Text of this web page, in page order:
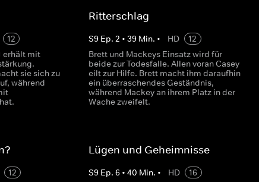
12
erhält mit
sie sich zu
während
Ritterschlag
S9 Ep.2 •39 Min. • HD
12
Brett und Mackeys Einsatz wird für
beide zur Todesfalle. Allen voran Casey
eilt zur Hilfe. Brett macht ihm daraufhin
ein überraschendes Geständnis,
während Mackey an ihrem Platz in der
Wache zweifelt.
12
Lügen und Geheimnisse
S9 Ep.6 •40 Min. • HD
16